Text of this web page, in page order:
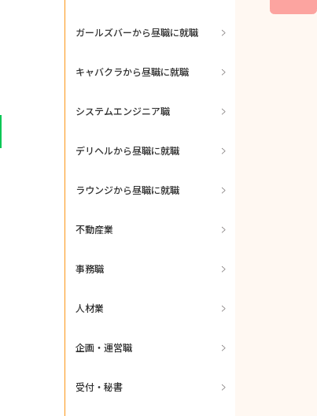
ガールズバーから昼職に就職
キャバクラから昼職に就職
システムエンジニア職
デリヘルから昼職に就職
ラウンジから昼職に就職
不動産業
事務職
人材業
企画・運営職
受付・秘書